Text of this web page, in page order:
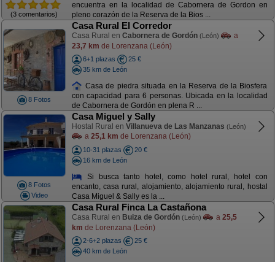
(3 comentarios)
encuentra en la localidad de Cabornera de Gordon en
pleno corazón de la Reserva de la Bios ...
8 Fotos
Casa Rural El Corredor
Casa Rural en Cabornera de Gordón (León)
a
23,7 km de Lorenzana (León)
6+1 plazas
25 €
35 km de León
Casa de piedra situada en la Reserva de la Biosfera
con capacidad para 6 personas. Ubicada en la localidad
de Cabornera de Gordón en plena R ...
8 Fotos
Video
Casa Miguel y Sally
Hostal Rural en Villanueva de Las Manzanas (León)
a 25,1 km de Lorenzana (León)
10-31 plazas
20 €
16 km de León
Si busca tanto hotel, como hotel rural, hotel con
encanto, casa rural, alojamiento, alojamiento rural, hostal
Casa Miguel & Sally es la ...
Casa Rural Finca La Castañona
Casa Rural en Buiza de Gordón (León) a 25,5
km de Lorenzana (León)
2-6+2 plazas
25 €
40 km de León